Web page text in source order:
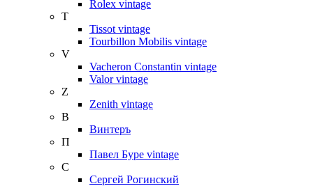
Rolex vintage
T
Tissot vintage
Tourbillon Mobilis vintage
V
Vacheron Constantin vintage
Valor vintage
Z
Zenith vintage
В
Винтеръ
П
Павел Буре vintage
С
Сергей Рогинский